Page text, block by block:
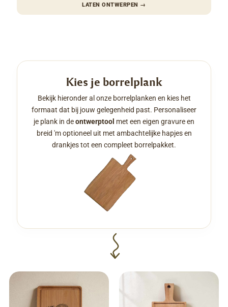
LATEN ONTWERPEN →
Kies je borrelplank
Bekijk hieronder al onze borrelplanken en kies het
formaat dat bij jouw gelegenheid past. Personaliseer
je plank in deontwerptool met een eigen gravure en
breid 'm optioneel uit met ambachtelijke hapjes en
drankjes tot een compleet borrelpakket.